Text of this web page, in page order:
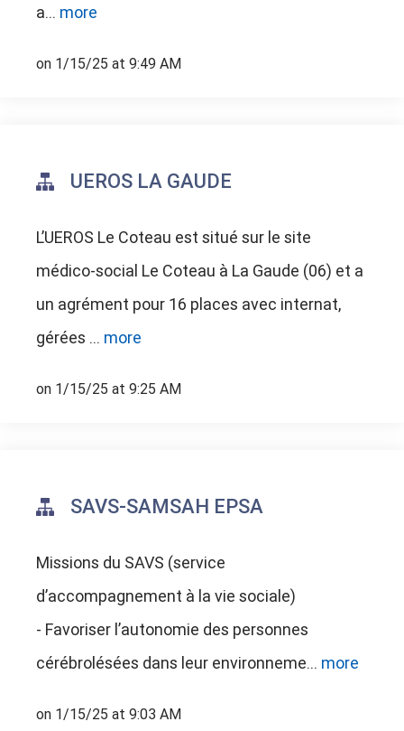
a... more
on 1/15/25 at 9:49 AM
UEROS LA GAUDE
L’UEROS Le Coteau est situé sur le site
médico-social Le Coteau à La Gaude (06) et a
un agrément pour 16 places avec internat,
gérées ... more
on 1/15/25 at 9:25 AM
SAVS-SAMSAH EPSA
Missions du SAVS (service
d’accompagnement à la vie sociale)
- Favoriser l’autonomie des personnes
cérébrolésées dans leur environneme... more
on 1/15/25 at 9:03 AM